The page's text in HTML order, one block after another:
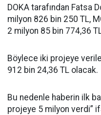
DOKA tarafından Fatsa
milyon 826 bin 250 TL,
2 milyon 85 bin 774,36
Böylece iki projeye
912 bin 24,36 TL olacak.
Bu nedenle haberin ilk
projeye 5 milyon verdi”